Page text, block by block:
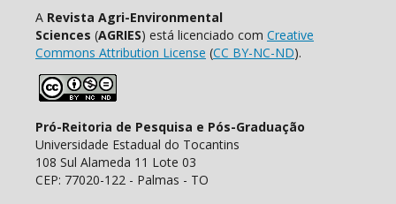
A Revista Agri-Environmental
Sciences (AGRIES) está licenciado com Creative
Commons Attribution License (CC BY-NC-ND).
Pró-Reitoria de Pesquisa e Pós-Graduação
Universidade Estadual do Tocantins
108 Sul Alameda 11 Lote 03
CEP: 77020-122 - Palmas - TO